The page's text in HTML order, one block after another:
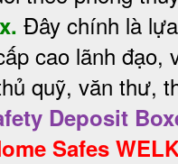
Đây chính là
cao lãnh đạo,
quỹ, văn thư,
Deposit
Safes